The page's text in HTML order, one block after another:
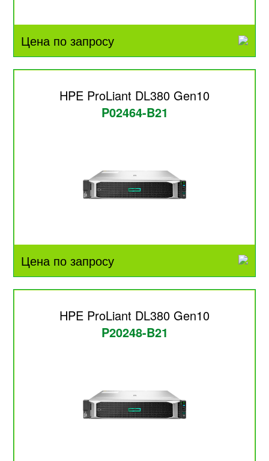
Цена по запросу
HPE ProLiant DL380 Gen10
P02464-B21
Цена по запросу
HPE ProLiant DL380 Gen10
P20248-B21